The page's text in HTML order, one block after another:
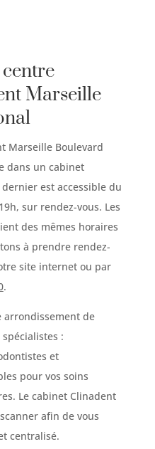
Marseille
Marseille Boulevard
dans un cabinet
est accessible du
sur rendez-vous. Les
des mêmes horaires
à prendre rendez-
site internet ou par
.
arrondissement de
:
et
pour vos soins
Le cabinet Clinadent
afin de vous
centralisé.